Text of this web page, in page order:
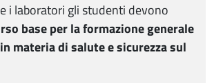
i laboratori gli studenti devono
base per la formazione generale
materia di salute e sicurezza sul